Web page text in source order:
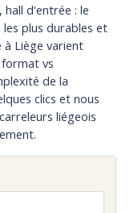
hall d'entrée : le
plus durables et
à Liège varient
vs
de la
clics et nous
liégeois